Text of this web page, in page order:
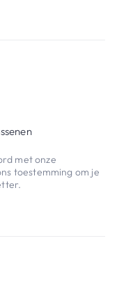
met onze
toestemming om je